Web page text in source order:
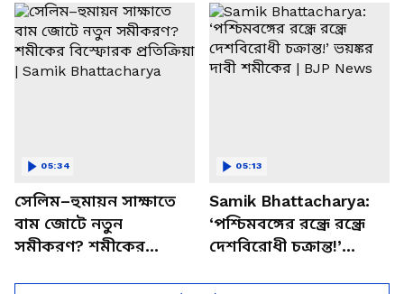
চত্বরে তাণ্ডব
খোলসা করলেন শুভেন্দু
সেলিম–হুমায়ন সাক্ষাতে
বাম জোটে নতুন
সমীকরণ? শমীকের
05:34
Samik Bhattacharya:
‘পশ্চিমবঙ্গের রন্ধ্রে রন্ধ্রে
দেশবিরোধী চক্রান্ত!’
05:13